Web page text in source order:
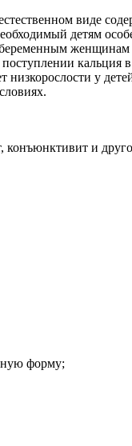
виде
детям
кальция
у
конъюнктивит и
форму;